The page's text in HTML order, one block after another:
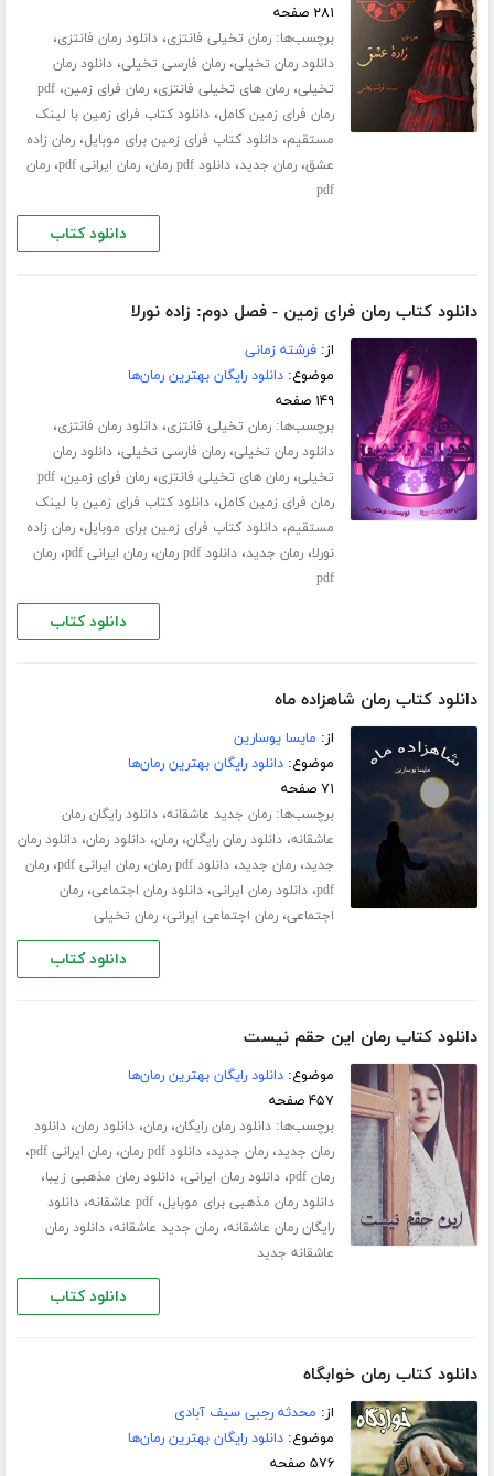
۲۸۱ صفحه
برچسب‌ها:رمان تخیلی فانتزی،دانلود رمان فانتزی،
دانلود رمان تخیلی،رمان فارسی تخیلی،دانلود رمان
تخیلی،رمان های تخیلی فانتزی،رمان فرای زمین،pdf
رمان فرای زمین کامل،دانلود کتاب فرای زمین با لینک
مستقیم،دانلود کتاب فرای زمین برای موبایل،رمان زاده
عشق،رمان جدید،دانلود pdf رمان ،رمان ایرانی pdf ،رمان
pdf
دانلود کتاب
دانلود کتاب رمان فرای زمین - فصل دوم: زاده نورلا
از:فرشته زمانی
موضوع:دانلود رایگان بهترین رمان‌ها
۱۴۹ صفحه
برچسب‌ها:رمان تخیلی فانتزی،دانلود رمان فانتزی،
دانلود رمان تخیلی،رمان فارسی تخیلی،دانلود رمان
تخیلی،رمان های تخیلی فانتزی،رمان فرای زمین،pdf
رمان فرای زمین کامل،دانلود کتاب فرای زمین با لینک
مستقیم،دانلود کتاب فرای زمین برای موبایل،رمان زاده
نورلا،رمان جدید،دانلود pdf رمان ،رمان ایرانی pdf ،رمان
pdf
دانلود کتاب
دانلود کتاب رمان شاهزاده ماه
از: مایسا یوسارین
موضوع:دانلود رایگان بهترین رمان‌ها
۷۱ صفحه
برچسب‌ها:رمان جدید عاشقانه،دانلود رایگان رمان
عاشقانه،دانلود رمان رایگان،رمان،دانلود رمان،دانلود رمان
جدید،رمان جدید،دانلود pdf رمان ،رمان ایرانی pdf ،رمان
pdf،دانلود رمان ایرانی،دانلود رمان اجتماعی،رمان
اجتماعی،رمان اجتماعی ایرانی،رمان تخیلی
دانلود کتاب
دانلود کتاب رمان این حقم نیست
موضوع:دانلود رایگان بهترین رمان‌ها
۴۵۷ صفحه
برچسب‌ها:دانلود رمان رایگان،رمان،دانلود رمان،دانلود
رمان جدید،رمان جدید،دانلود pdf رمان ،رمان ایرانی pdf ،
رمان pdf ،دانلود رمان ایرانی،دانلود رمان مذهبی زیبا،
دانلود رمان مذهبی برای موبایل،pdf عاشقانه ،دانلود
رایگان رمان عاشقانه،رمان جدید عاشقانه،دانلود رمان
عاشقانه جدید
دانلود کتاب
دانلود کتاب رمان خوابگاه
از: محدثه رجبی سیف آبادی
موضوع:دانلود رایگان بهترین رمان‌ها
۵۷۶ صفحه